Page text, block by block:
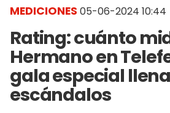
MEDICIONES 05-06-2024 10:44
Rating: cuánto
Hermano en
gala especial
escándalos